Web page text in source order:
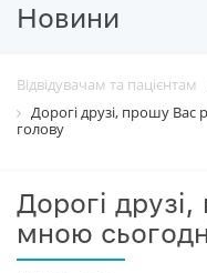
Новини
Відвідувачам та пацієнтам
Дорогі друзі, прошу Вас
голову
Дорогі
мною